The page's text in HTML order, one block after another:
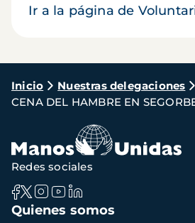
Ir a la página de
Ruta
de
navegación
Inicio Nuestras delegaciones
CENA DEL HAMBRE EN
Navegación
Quienes somos
Redes sociales